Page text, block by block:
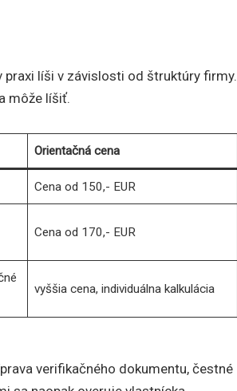
praxi líši v závislosti od štruktúry firmy.
môže líšiť.
Orientačná cena
Cena od 150,- EUR
Cena od 170,- EUR
vyššia cena, individuálna kalkulácia
verifikačného dokumentu, čestné